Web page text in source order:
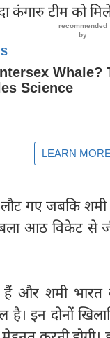
कंगारु टीम को
गए जबकि
आठ विकेट से
हैंं और शमी
इन दोनों